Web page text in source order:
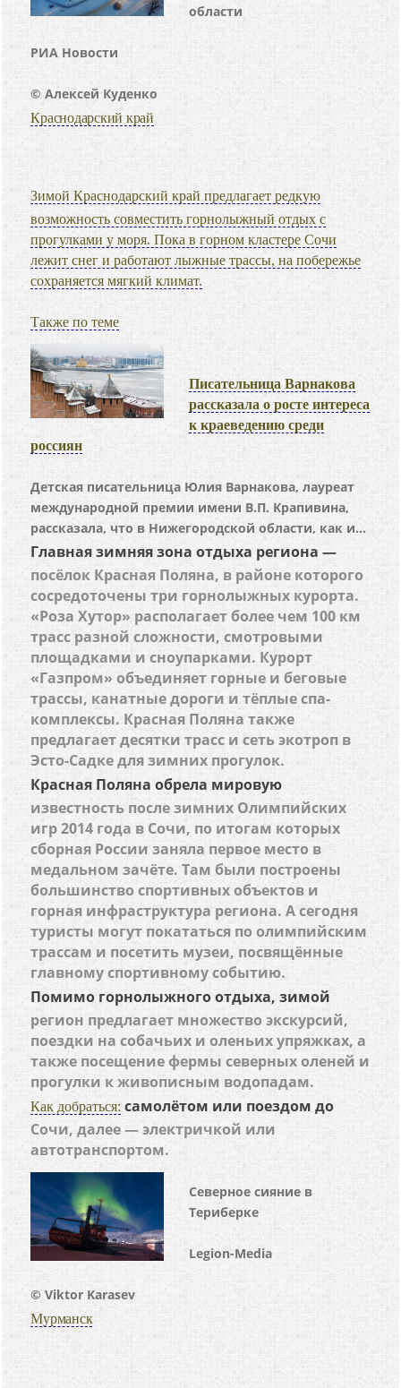
области
РИА Новости
© Алексей Куденко
Краснодарский край
Зимой Краснодарский край предлагает редкую
возможность совместить горнолыжный отдых с
прогулками у моря. Пока в горном кластере Сочи
лежит снег и работают лыжные трассы, на побережье
сохраняется мягкий климат.
Также по теме
Писательница Варнакова
рассказала о росте интереса
к краеведению среди
россиян
Детская писательница Юлия Варнакова, лауреат
международной премии имени В.П. Крапивина,
рассказала, что в Нижегородской области, как и...
Главная зимняя зона отдыха региона —
посёлок Красная Поляна, в районе которого
сосредоточены три горнолыжных курорта.
«Роза Хутор» располагает более чем 100 км
трасс разной сложности, смотровыми
площадками и сноупарками. Курорт
«Газпром» объединяет горные и беговые
трассы, канатные дороги и тёплые спа-
комплексы. Красная Поляна также
предлагает десятки трасс и сеть экотроп в
Эсто-Садке для зимних прогулок.
Красная Поляна обрела мировую
известность после зимних Олимпийских
игр 2014 года в Сочи, по итогам которых
сборная России заняла первое место в
медальном зачёте. Там были построены
большинство спортивных объектов и
горная инфраструктура региона. А сегодня
туристы могут покататься по олимпийским
трассам и посетить музеи, посвящённые
главному спортивному событию.
Помимо горнолыжного отдыха, зимой
регион предлагает множество экскурсий,
поездки на собачьих и оленьих упряжках, а
также посещение фермы северных оленей и
прогулки к живописным водопадам.
Как добраться: самолётом или поездом до
Сочи, далее — электричкой или
автотранспортом.
Северное сияние в
Териберке
Legion-Media
© Viktor Karasev
Мурманск